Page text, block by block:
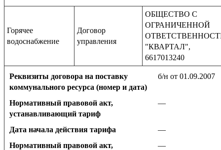
Горячее
водоснабжение
Договор
управления
ОБЩЕСТВО С
ОГРАНИЧЕННОЙ
"КВАРТАЛ",
6617013240
Реквизиты договора на поставку
коммунального ресурса (номер и дата)
б/н от 01.09.2007
Нормативный правовой акт,
устанавливающий тариф
—
Дата начала действия тарифа
—
Нормативный правовой акт,
—